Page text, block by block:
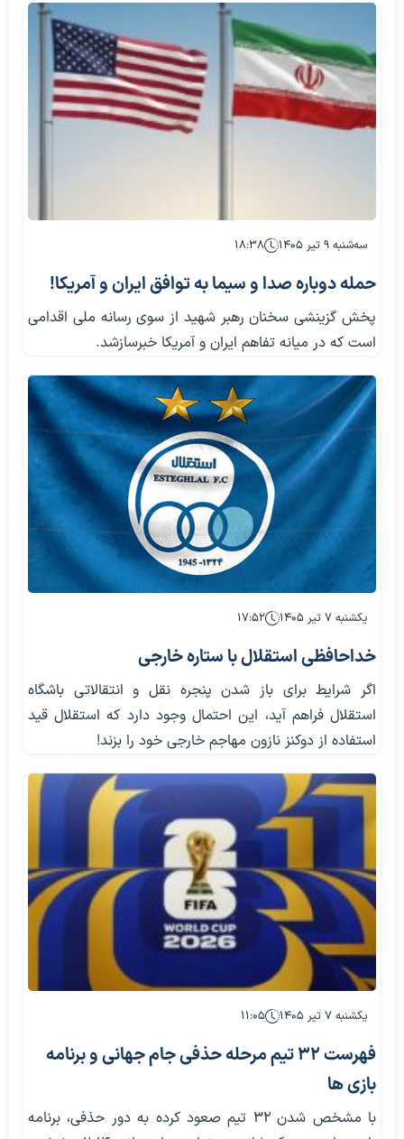
سه‌شنبه ۹ تیر ۱۴۰۵ ۱۸:۳۸
حمله دوباره صدا و سیما به توافق ایران و آمریکا!
پخش گزینشی سخنان رهبر شهید از سوی رسانه ملی اقدامی
است که در میانه تفاهم ایران و آمریکا خبرسازشد.
یکشنبه ۷ تیر ۱۴۰۵ ۱۷:۵۲
خداحافظی استقلال با ستاره خارجی
اگر شرایط برای باز شدن پنجره نقل و انتقالاتی باشگاه
استقلال فراهم آید، این احتمال وجود دارد که استقلال قید
استفاده از دوکنز نازون مهاجم خارجی خود را بزند!
یکشنبه ۷ تیر ۱۴۰۵ ۱۱:۰۵
فهرست ۳۲ تیم مرحله حذفی جام جهانی و برنامه
بازی ها
با مشخص شدن ۳۲ تیم صعود کرده به دور حذفی، برنامه